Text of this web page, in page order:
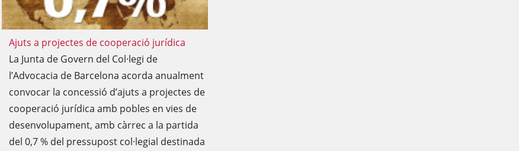
Ajuts a projectes de cooperació jurídica
La Junta de Govern del Col·legi de
l’Advocacia de Barcelona acorda anualment
convocar la concessió d’ajuts a projectes de
cooperació jurídica amb pobles en vies de
desenvolupament, amb càrrec a la partida
del 0,7 % del pressupost col·legial destinada